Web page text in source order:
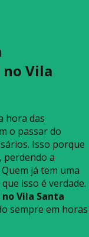
Vila
hora das
o passar do
Isso porque
perdendo a
já tem uma
isso é verdade.
no Vila Santa
sempre em horas